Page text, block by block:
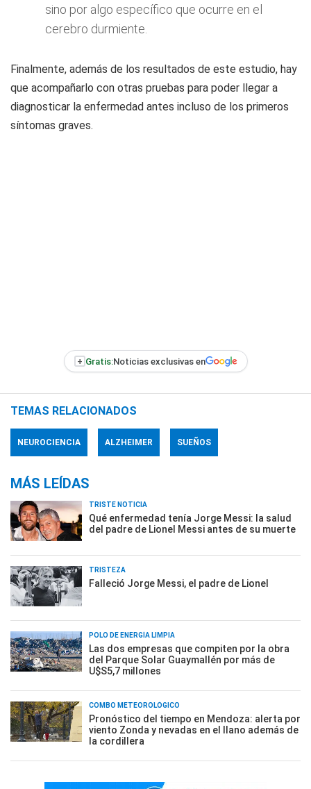
sino por algo específico que ocurre en el
cerebro durmiente.
Finalmente, además de los resultados de este estudio, hay
que acompañarlo con otras pruebas para poder llegar a
diagnosticar la enfermedad antes incluso de los primeros
síntomas graves.
+ Gratis:Noticias exclusivas en
TEMAS RELACIONADOS
NEUROCIENCIA ALZHEIMER SUEÑOS
MÁS LEÍDAS
TRISTE NOTICIA
Qué enfermedad tenía Jorge Messi: la salud
del padre de Lionel Messi antes de su muerte
TRISTEZA
Falleció Jorge Messi, el padre de Lionel
POLO DE ENERGÍA LIMPIA
Las dos empresas que compiten por la obra
del Parque Solar Guaymallén por más de
U$S5,7 millones
COMBO METEOROLÓGICO
Pronóstico del tiempo en Mendoza: alerta por
viento Zonda y nevadas en el llano además de
la cordillera